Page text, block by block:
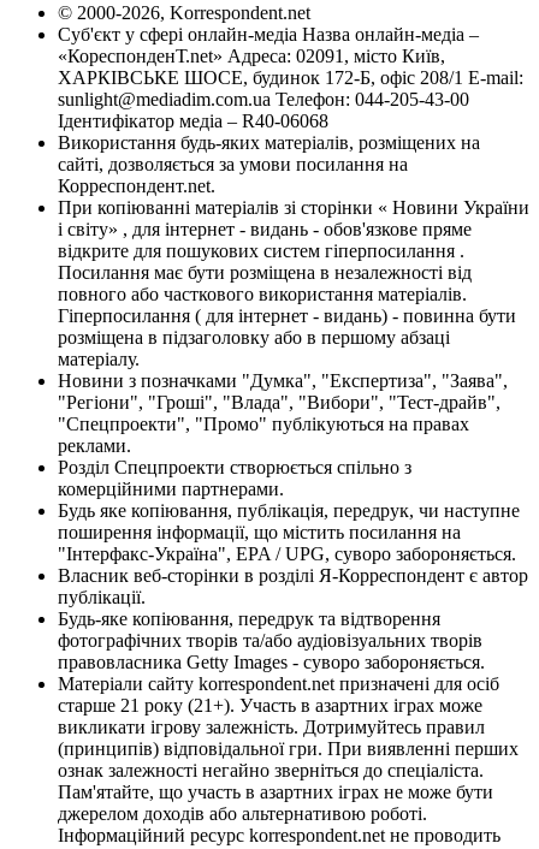
© 2000-2026, Korrespondent.net
Суб'єкт у сфері онлайн-медіа Назва онлайн-медіа –
«КореспонденТ.net» Адреса: 02091, місто Київ,
ХАРКІВСЬКЕ ШОСЕ, будинок 172-Б, офіс 208/1 E-mail:
sunlight@mediadim.com.ua Телефон: 044-205-43-00
Ідентифікатор медіа – R40-06068
Використання будь-яких матеріалів, розміщених на
сайті, дозволяється за умови посилання на
Корреспондент.net.
При копіюванні матеріалів зі сторінки « Новини України
і світу» , для інтернет - видань - обов'язкове пряме
відкрите для пошукових систем гіперпосилання .
Посилання має бути розміщена в незалежності від
повного або часткового використання матеріалів.
Гіперпосилання ( для інтернет - видань) - повинна бути
розміщена в підзаголовку або в першому абзаці
матеріалу.
Новини з позначками "Думка", "Експертиза", "Заява",
"Регіони", "Гроші", "Влада", "Вибори", "Тест-драйв",
"Спецпроекти", "Промо" публікуються на правах
реклами.
Розділ Спецпроекти створюється спільно з
комерційними партнерами.
Будь яке копіювання, публікація, передрук, чи наступне
поширення інформації, що містить посилання на
"Інтерфакс-Україна", EPA / UPG, суворо забороняється.
Власник веб-сторінки в розділі Я-Корреспондент є автор
публікації.
Будь-яке копіювання, передрук та відтворення
фотографічних творів та/або аудіовізуальних творів
правовласника Getty Images - суворо забороняється.
Матеріали сайту korrespondent.net призначені для осіб
старше 21 року (21+). Участь в азартних іграх може
викликати ігрову залежність. Дотримуйтесь правил
(принципів) відповідальної гри. При виявленні перших
ознак залежності негайно зверніться до спеціаліста.
Пам'ятайте, що участь в азартних іграх не може бути
джерелом доходів або альтернативою роботі.
Інформаційний ресурс korrespondent.net не проводить